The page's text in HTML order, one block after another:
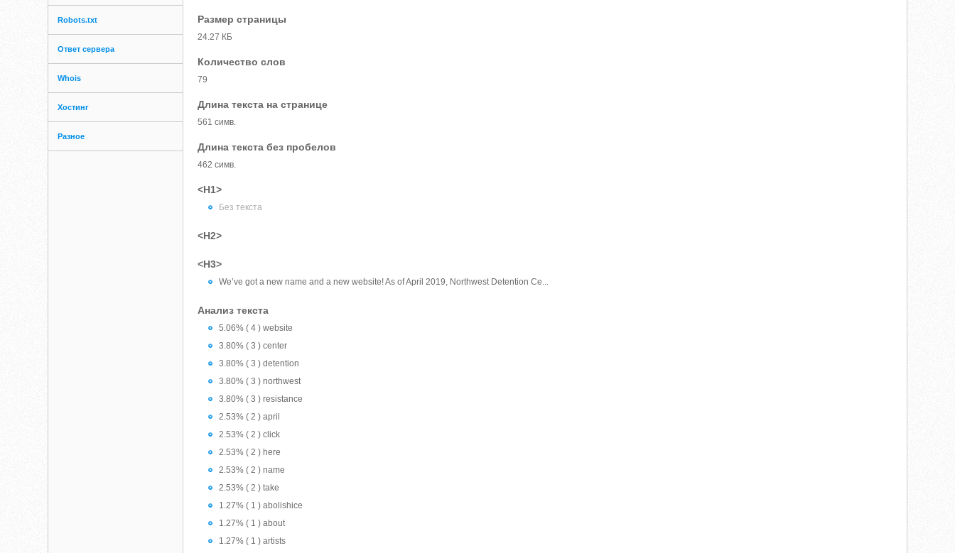
Robots.txt
Ответ сервера
Whois
Хостинг
Разное
Размер страницы
24.27 КБ
Количество слов
79
Длина текста на странице
561 симв.
Длина текста без пробелов
462 симв.
<H1>
Без текста
<H2>
<H3>
We’ve got a new name and a new website! As of April 2019, Northwest Detention Ce...
Анализ текста
5.06% ( 4 ) website
3.80% ( 3 ) center
3.80% ( 3 ) detention
3.80% ( 3 ) northwest
3.80% ( 3 ) resistance
2.53% ( 2 ) april
2.53% ( 2 ) click
2.53% ( 2 ) here
2.53% ( 2 ) name
2.53% ( 2 ) take
1.27% ( 1 ) abolishice
1.27% ( 1 ) about
1.27% ( 1 ) artists